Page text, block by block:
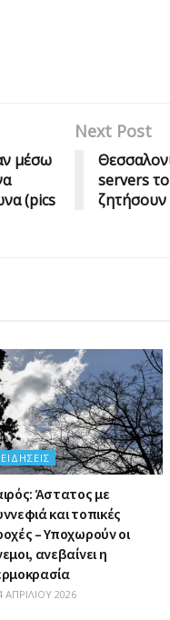
μέσω
(pics
Next Post
servers
ζητήσουν
ΕΙΔΉΣΕΙΣ
Άστατος με
και τοπικές
– Υποχωρούν οι
ανεβαίνει η
ΑΠΡΙΛΊΟΥ 2026